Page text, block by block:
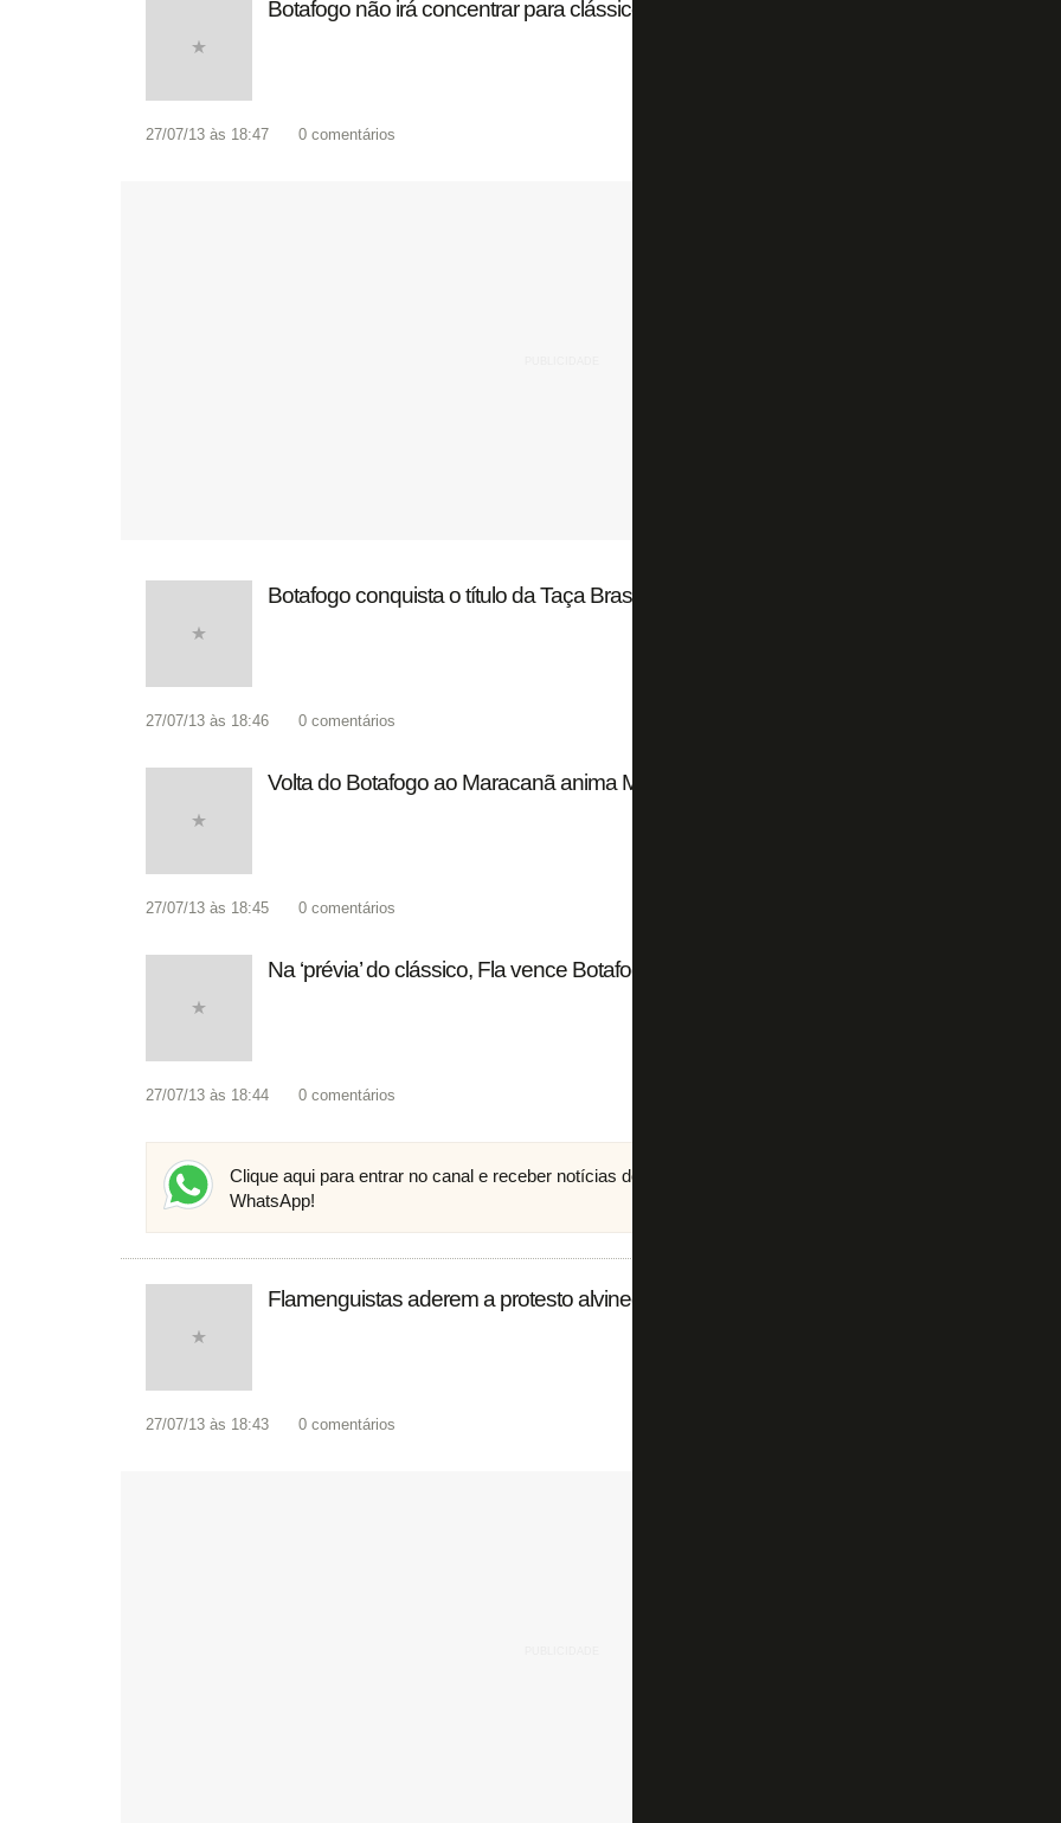
Botafogo não irá concentrar para clássico com o Flamengo
27/07/13 às 18:47 0 comentários
Botafogo conquista o título da Taça Brasil Sub-20 de Futsal
27/07/13 às 18:46 0 comentários
Volta do Botafogo ao Maracanã anima Mattos: ‘Clima gostoso’
27/07/13 às 18:45 0 comentários
Na ‘prévia’ do clássico, Fla vence Botafogo no futebol americano
27/07/13 às 18:44 0 comentários
Clique aqui para entrar no canal e receber notícias do Botafogo no
WhatsApp!
Flamenguistas aderem a protesto alvinegro para o clássico
27/07/13 às 18:43 0 comentários